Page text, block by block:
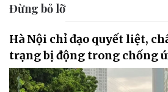
Đừng bỏ lỡ
Hà Nội chỉ đạo quyết liệt,
trạng bị động trong chống